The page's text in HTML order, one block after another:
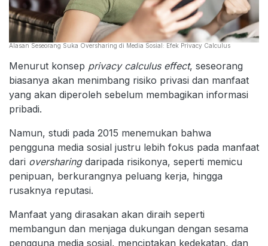
Alasan Seseorang Suka Oversharing di Media Sosial: Efek Privacy Calculus
Menurut konsep privacy calculus effect, seseorang
biasanya akan menimbang risiko privasi dan manfaat
yang akan diperoleh sebelum membagikan informasi
pribadi.
Namun, studi pada 2015 menemukan bahwa
pengguna media sosial justru lebih fokus pada manfaat
dari oversharingdaripada risikonya, seperti memicu
penipuan, berkurangnya peluang kerja, hingga
rusaknya reputasi.
Manfaat yang dirasakan akan diraih seperti
membangun dan menjaga dukungan dengan sesama
pengguna media sosial, menciptakan kedekatan, dan